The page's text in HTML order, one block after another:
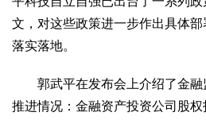
康养
工作动态
合作伙伴
文，对这些政策进一步作出具体部
落实落地。
郭武平在发布会上介绍了金融
推进情况：金融资产投资公司股